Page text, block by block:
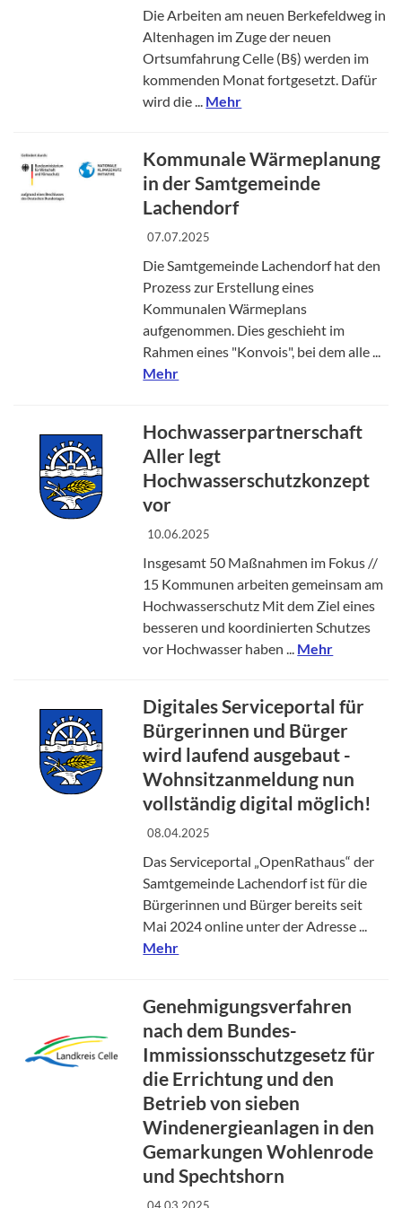
Die Arbeiten am neuen Berkefeldweg in
Altenhagen im Zuge der neuen
Ortsumfahrung Celle (B§) werden im
kommenden Monat fortgesetzt. Dafür
wird die ... Mehr
Kommunale Wärmeplanung
in der Samtgemeinde
Lachendorf
07.07.2025
Die Samtgemeinde Lachendorf hat den
Prozess zur Erstellung eines
Kommunalen Wärmeplans
aufgenommen. Dies geschieht im
Rahmen eines "Konvois", bei dem alle ...
Mehr
Hochwasserpartnerschaft
Aller legt
Hochwasserschutzkonzept
vor
10.06.2025
Insgesamt 50 Maßnahmen im Fokus //
15 Kommunen arbeiten gemeinsam am
Hochwasserschutz Mit dem Ziel eines
besseren und koordinierten Schutzes
vor Hochwasser haben ... Mehr
Digitales Serviceportal für
Bürgerinnen und Bürger
wird laufend ausgebaut -
Wohnsitzanmeldung nun
vollständig digital möglich!
08.04.2025
Das Serviceportal „OpenRathaus“ der
Samtgemeinde Lachendorf ist für die
Bürgerinnen und Bürger bereits seit
Mai 2024 online unter der Adresse ...
Mehr
Genehmigungsverfahren
nach dem Bundes-
Immissionsschutzgesetz für
die Errichtung und den
Betrieb von sieben
Windenergieanlagen in den
Gemarkungen Wohlenrode
und Spechtshorn
04.03.2025